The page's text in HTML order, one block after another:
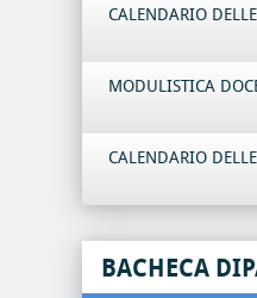
CALENDARIO
MODULISTICA
CALENDARIO
BACHECA